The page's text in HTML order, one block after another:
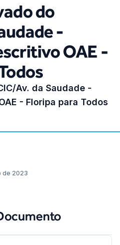
do
-
OAE -
Av. da Saudade -
- Floripa para Todos
de 2023